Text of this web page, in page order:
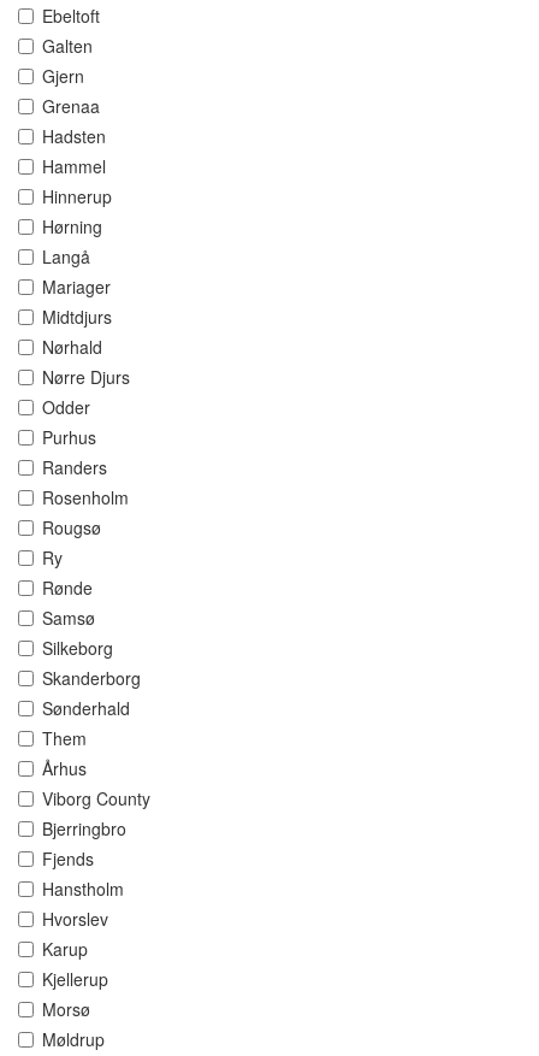
Ebeltoft
Galten
Gjern
Grenaa
Hadsten
Hammel
Hinnerup
Hørning
Langå
Mariager
Midtdjurs
Nørhald
Nørre Djurs
Odder
Purhus
Randers
Rosenholm
Rougsø
Ry
Rønde
Samsø
Silkeborg
Skanderborg
Sønderhald
Them
Århus
Viborg County
Bjerringbro
Fjends
Hanstholm
Hvorslev
Karup
Kjellerup
Morsø
Møldrup